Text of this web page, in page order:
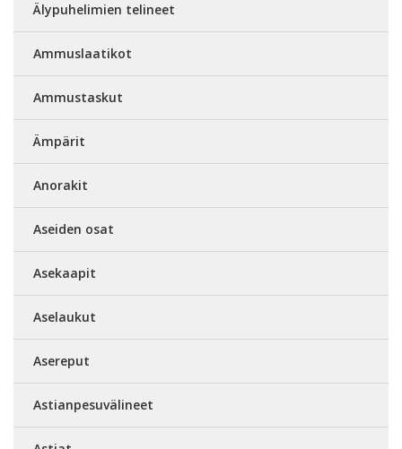
Älypuhelimien telineet
Ammuslaatikot
Ammustaskut
Ämpärit
Anorakit
Aseiden osat
Asekaapit
Aselaukut
Asereput
Astianpesuvälineet